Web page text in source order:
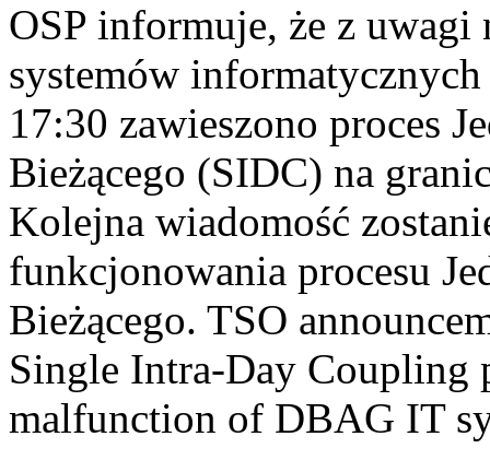
OSP informuje, że z uwagi
systemów
17:30 zawieszono proces
Bieżącego (SIDC) na
Kolejna wiadomość
funkcjonowania procesu
Bieżącego. TSO
Single Intra-Day Coupling
malfunction of DBAG IT